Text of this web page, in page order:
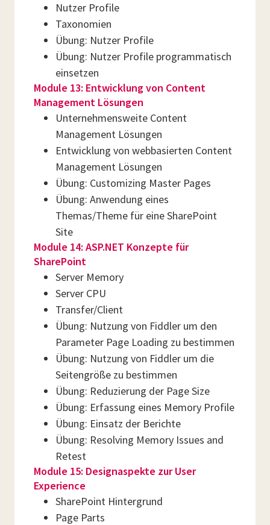
Nutzer Profile
Taxonomien
Übung: Nutzer Profile
Übung: Nutzer Profile programmatisch
einsetzen
Module 13: Entwicklung von Content
Management Lösungen
Unternehmensweite Content
Management Lösungen
Entwicklung von webbasierten Content
Management Lösungen
Übung: Customizing Master Pages
Übung: Anwendung eines
Themas/Theme für eine SharePoint
Site
Module 14: ASP.NET Konzepte für
SharePoint
Server Memory
Server CPU
Transfer/Client
Übung: Nutzung von Fiddler um den
Parameter Page Loading zu bestimmen
Übung: Nutzung von Fiddler um die
Seitengröße zu bestimmen
Übung: Reduzierung der Page Size
Übung: Erfassung eines Memory Profile
Übung: Einsatz der Berichte
Übung: Resolving Memory Issues and
Retest
Module 15: Designaspekte zur User
Experience
SharePoint Hintergrund
Page Parts